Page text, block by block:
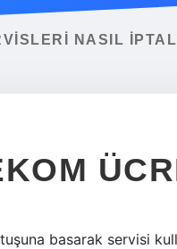
NASIL
basarak servisi